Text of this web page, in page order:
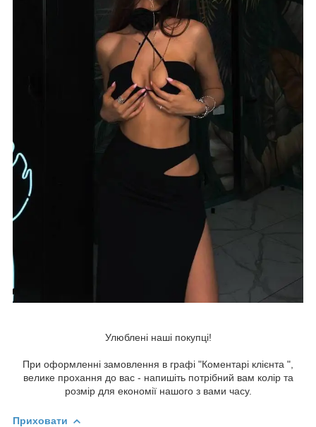
Улюблені наші покупці!
При оформленні замовлення в графі "Коментарі клієнта ",
велике прохання до вас - напишіть потрібний вам колір та
розмір для економії нашого з вами часу.
Приховати